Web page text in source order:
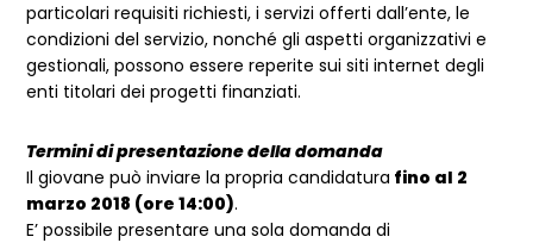
particolari requisiti richiesti, i servizi offerti dall’ente, le
condizioni del servizio, nonché gli aspetti organizzativi e
gestionali, possono essere reperite sui siti internet degli
enti titolari dei progetti finanziati.
Termini di presentazione della domanda
Il giovane può inviare la propria candidatura fino al 2
marzo 2018 (ore 14:00).
E’ possibile presentare una sola domanda di